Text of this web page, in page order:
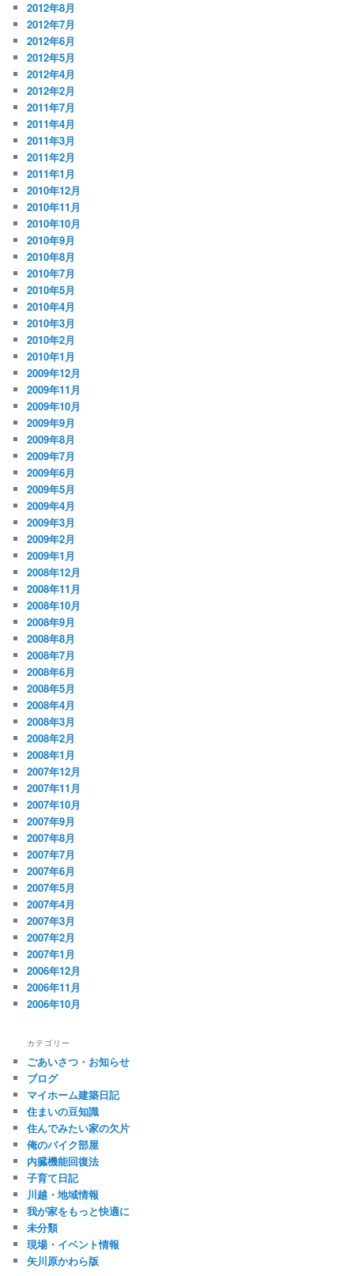
2012年8月
2012年7月
2012年6月
2012年5月
2012年4月
2012年2月
2011年7月
2011年4月
2011年3月
2011年2月
2011年1月
2010年12月
2010年11月
2010年10月
2010年9月
2010年8月
2010年7月
2010年5月
2010年4月
2010年3月
2010年2月
2010年1月
2009年12月
2009年11月
2009年10月
2009年9月
2009年8月
2009年7月
2009年6月
2009年5月
2009年4月
2009年3月
2009年2月
2009年1月
2008年12月
2008年11月
2008年10月
2008年9月
2008年8月
2008年7月
2008年6月
2008年5月
2008年4月
2008年3月
2008年2月
2008年1月
2007年12月
2007年11月
2007年10月
2007年9月
2007年8月
2007年7月
2007年6月
2007年5月
2007年4月
2007年3月
2007年2月
2007年1月
2006年12月
2006年11月
2006年10月
カテゴリー
ごあいさつ・お知らせ
ブログ
マイホーム建築日記
住まいの豆知識
住んでみたい家の欠片
俺のバイク部屋
内臓機能回復法
子育て日記
川越・地域情報
我が家をもっと快適に
未分類
現場・イベント情報
矢川原かわら版